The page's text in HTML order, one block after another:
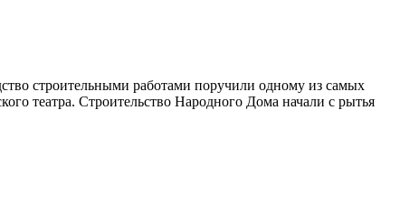
строительными работами поручили одному из самых
театра. Строительство Народного Дома начали с рытья